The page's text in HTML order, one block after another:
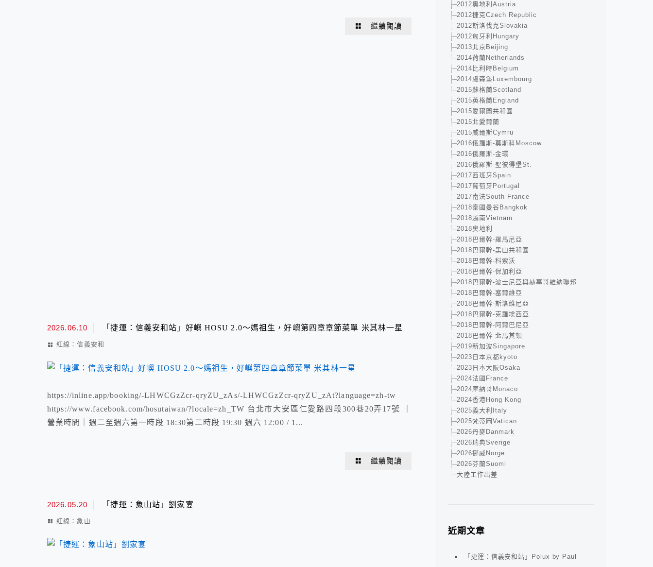
繼續閱讀
2026.06.10 「捷運：信義安和站」好嶼 HOSU 2.0～媽祖生，好嶼第四章章節菜單 米其林一星
紅線：信義安和
https://inline.app/booking/-LHWCGzZcr-qryZU_zAs/-LHWCGzZcr-qryZU_zAt?language=zh-tw
https://www.facebook.com/hosutaiwan/?locale=zh_TW 台北市大安區仁愛路四段300巷20弄17號 ｜
營業時間｜週二至週六第一時段 18:30第二時段 19:30 週六 12:00 / 1...
繼續閱讀
2026.05.20 「捷運：象山站」劉家宴
紅線：象山
2012奧地利Austria
2012捷克Czech Republic
2012斯洛伐克Slovakia
2012匈牙利Hungary
2013北京Beijing
2014荷蘭Netherlands
2014比利時Belgium
2014盧森堡Luxembourg
2015蘇格蘭Scotland
2015英格蘭England
2015愛爾蘭共和國
2015北愛爾蘭
2015威爾斯Cymru
2016俄羅斯-莫斯科Moscow
2016俄羅斯-金環
2016俄羅斯-聖彼得堡St.
2017西班牙Spain
2017葡萄牙Portugal
2017南法South France
2018泰國曼谷Bangkok
2018越南Vietnam
2018奧地利
2018巴爾幹-羅馬尼亞
2018巴爾幹-黑山共和國
2018巴爾幹-科索沃
2018巴爾幹-保加利亞
2018巴爾幹-波士尼亞與赫塞哥維納聯邦
2018巴爾幹-塞爾維亞
2018巴爾幹-斯洛維尼亞
2018巴爾幹-克羅埃西亞
2018巴爾幹-阿爾巴尼亞
2018巴爾幹-北馬其頓
2019新加波Singapore
2023日本京都kyoto
2023日本大阪Osaka
2024法國France
2024摩納哥Monaco
2024香港Hong Kong
2025義大利Italy
2025梵蒂岡Vatican
2026丹麥Danmark
2026瑞典Sverige
2026挪威Norge
2026芬蘭Suomi
大陸工作出差
近期文章
「捷運：信義安和站」Polux by Paul